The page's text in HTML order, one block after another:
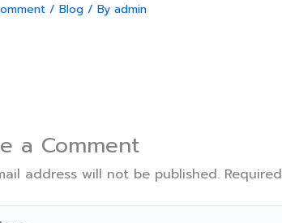
/ Blog / By admin
a Comment
address will not be published.